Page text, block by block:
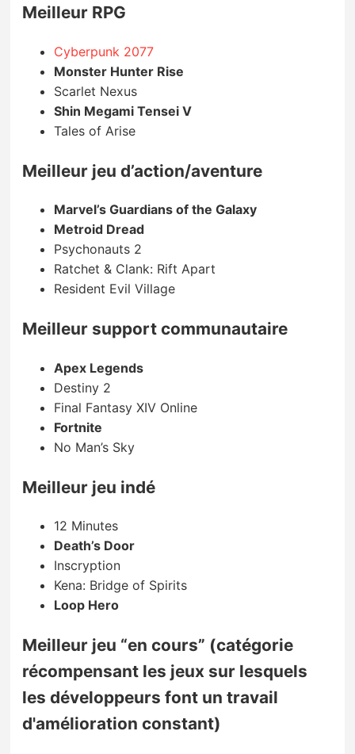
Meilleur RPG
Cyberpunk 2077
Monster Hunter Rise
Scarlet Nexus
Shin Megami Tensei V
Tales of Arise
Meilleur jeu d’action/aventure
Marvel’s Guardians of the Galaxy
Metroid Dread
Psychonauts 2
Ratchet & Clank: Rift Apart
Resident Evil Village
Meilleur support communautaire
Apex Legends
Destiny 2
Final Fantasy XIV Online
Fortnite
No Man’s Sky
Meilleur jeu indé
12 Minutes
Death’s Door
Inscryption
Kena: Bridge of Spirits
Loop Hero
Meilleur jeu “en cours” (catégorie
récompensant les jeux sur lesquels
les développeurs font un travail
d'amélioration constant)